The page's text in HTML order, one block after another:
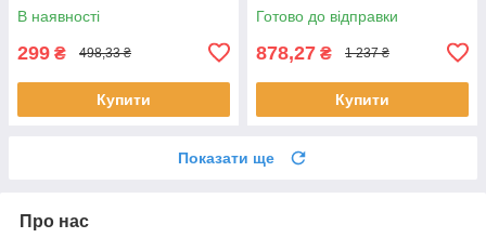
В наявності
299 ₴ 498,33 ₴
Купити
Готово до відправки
878,27 ₴ 1 237 ₴
Купити
Показати ще
Про нас